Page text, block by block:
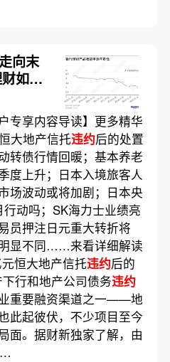
向末
如何
专享内容导读】更多精华
大地产信托违约后的处置
转债行情回暖；基本养老
度上升；日本入境旅客人
场波动或将加剧；日本央
动吗；SK海力士业绩亮
员押注日元重大转折将
显不同……来看详细解读
元恒大地产信托违约后的
行和地产公司债务违约
重要融资渠道之一——地
此起彼伏，不少项目至今
面。据财新独家了解，由